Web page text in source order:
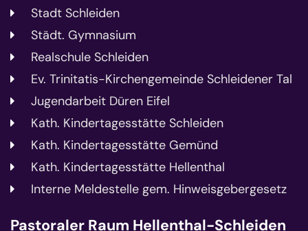
Stadt Schleiden
Städt. Gymnasium
Realschule Schleiden
Ev. Trinitatis-Kirchengemeinde Schleidener Tal
Jugendarbeit Düren Eifel
Kath. Kindertagesstätte Schleiden
Kath. Kindertagesstätte Gemünd
Kath. Kindertagesstätte Hellenthal
Interne Meldestelle gem. Hinweisgebergesetz
Pastoraler Raum Hellenthal-Schleiden